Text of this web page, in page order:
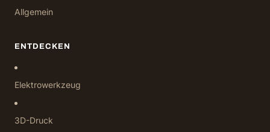
Allgemein
ENTDECKEN
Elektrowerkzeug
3D-Druck